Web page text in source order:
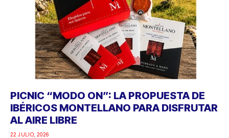
PICNIC “MODO ON”: LA PROPUESTA DE
IBÉRICOS MONTELLANO PARA DISFRUTAR
AL AIRE LIBRE
22 JULIO, 2026